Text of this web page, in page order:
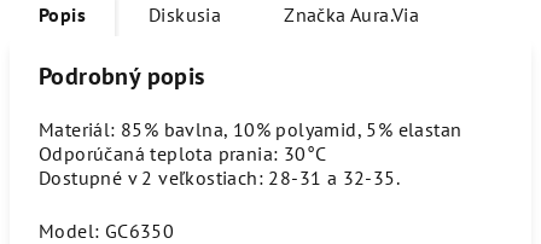
Popis Diskusia Značka Aura.Via
Podrobný popis
Materiál: 85% bavlna, 10% polyamid, 5% elastan
Odporúčaná teplota prania: 30°C
Dostupné v 2 veľkostiach: 28-31 a 32-35.
Model: GC6350